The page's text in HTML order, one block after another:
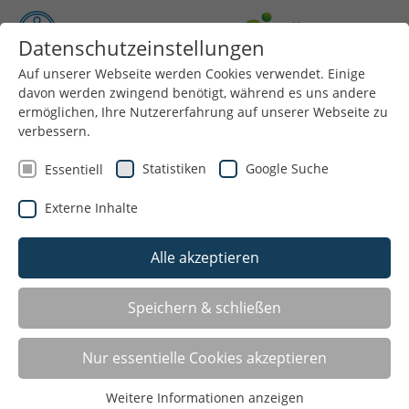
Menü
Vorlesen
Informationen
Readspeaker
Sport vor Ort
Das Projekt „Sport vor Ort“ stärkt seit 2012 durch
zusätzliche Sportangebote die motorischen
Datenschutzeinstellungen
Auf unserer Webseite werden Cookies verwendet. Einige
davon werden zwingend benötigt, während es uns andere
ermöglichen, Ihre Nutzererfahrung auf unserer Webseite zu
verbessern.
Essentiell Statistiken Google Suche
Externe Inhalte
Alle akzeptieren
Speichern & schließen
Nur essentielle Cookies akzeptieren
Weitere Informationen anzeigen